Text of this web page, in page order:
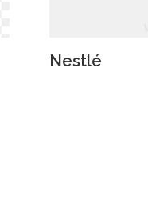
Nestlé